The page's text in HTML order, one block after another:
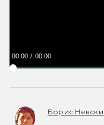
00:00 00:00
Борис